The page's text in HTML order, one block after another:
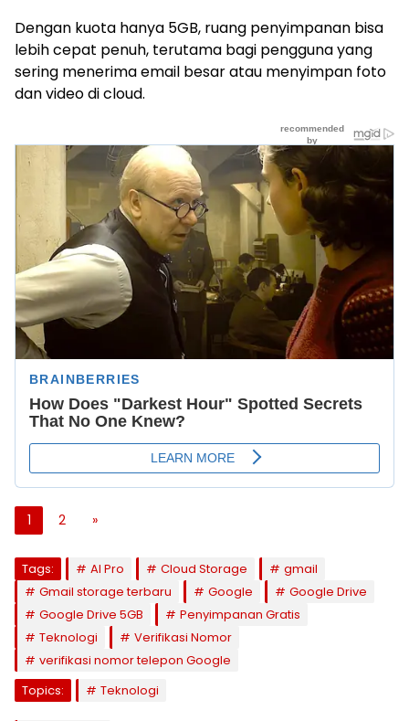
Dengan kuota hanya 5GB, ruang penyimpanan bisa
lebih cepat penuh, terutama bagi pengguna yang
sering menerima email besar atau menyimpan foto
dan video di cloud.
1 2 »
Tags: AI Pro Cloud Storage
gmail
Gmail storage terbaru
Google
Google Drive
Google Drive 5GB
Penyimpanan Gratis
Teknologi
Verifikasi Nomor
verifikasi nomor telepon Google
Topics:
Teknologi